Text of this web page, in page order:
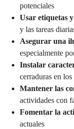
potenciales
Usar etiquetas
y las tareas
Asegurar una
especialmente
Instalar
cerraduras en
Mantener las
actividades con
Fomentar la
actuales